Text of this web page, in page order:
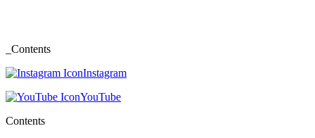
_Contents
Instagram
YouTube
Contents